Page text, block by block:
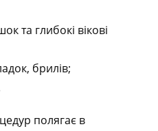
та глибокі вікові
брилів;
полягає в